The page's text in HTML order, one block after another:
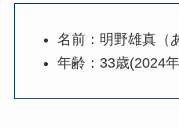
名前：明野雄真（
年齢：33歳(2024